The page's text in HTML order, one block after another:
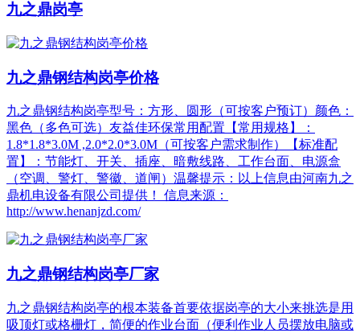
九之鼎岗亭
九之鼎钢结构岗亭价格
九之鼎钢结构岗亭型号：方形、圆形（可按客户预订）颜色：
黑色（多色可选）友益佳环保常用配置【常用规格】：
1.8*1.8*3.0M ,2.0*2.0*3.0M（可按客户需求制作）【标准配
置】：节能灯、开关、插座、暗敷线路、工作台面、电源盒
（空调、警灯、警徽、道闸）温馨提示：以上信息由河南九之
鼎机电设备有限公司提供！ 信息来源：
http://www.henanjzd.com/
九之鼎钢结构岗亭厂家
九之鼎钢结构岗亭的根本装备首要依据岗亭的大小来挑选是用
吸顶灯或格栅灯，简便的作业台面（便利作业人员摆放电脑或